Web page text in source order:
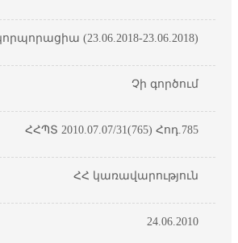
(23.06.2018-23.06.2018)
Չի գործում
ՀՀՊՏ 2010.07.07/31(765) Հոդ.785
ՀՀ կառավարություն
24.06.2010